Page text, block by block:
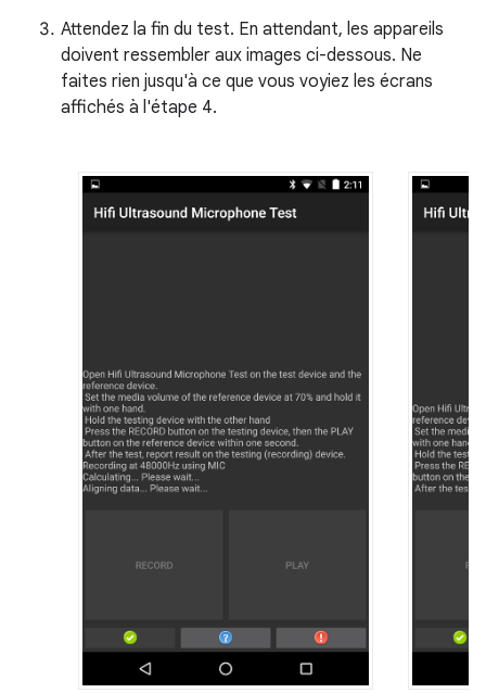
Attendez la fin du test. En attendant, les appareils
doivent ressembler aux images ci-dessous. Ne
faites rien jusqu'à ce que vous voyiez les écrans
affichés à l'étape 4.